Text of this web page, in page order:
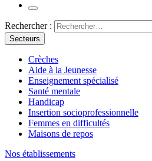
Rechercher :
Secteurs
Crèches
Aide à la Jeunesse
Enseignement spécialisé
Santé mentale
Handicap
Insertion socioprofessionnelle
Femmes en difficultés
Maisons de repos
Nos établissements